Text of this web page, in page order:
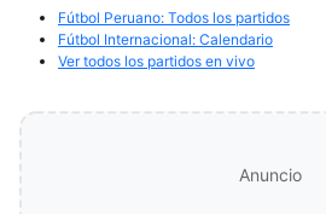
Fútbol Peruano: Todos los partidos
Fútbol Internacional: Calendario
Ver todos los partidos en vivo
Anuncio